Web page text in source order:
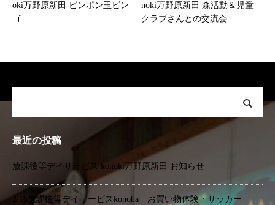
oki万野原新田 ピンポン玉ビン
ゴ
noki万野原新田 森活動＆児童
クラブさんとの交流会
最近の投稿
放課後等デイサービス konoki万野原新田 お知らせ
2/15放課後等デイサービスkonoha お買い物体験・サッカー